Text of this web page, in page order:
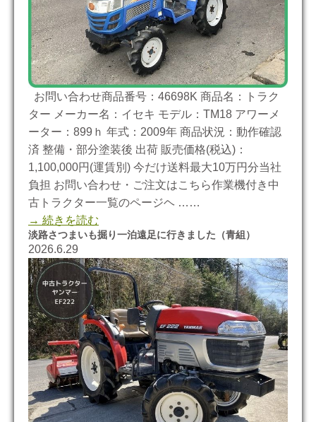
お問い合わせ商品番号：46698K 商品名：トラク
ター メーカー名：イセキ モデル：TM18 アワーメ
ーター：899ｈ 年式：2009年 商品状況：動作確認
済 整備・部分塗装後 出荷 販売価格(税込)：
1,100,000円(運賃別) 今だけ送料最大10万円分当社
負担 お問い合わせ・ご注文はこちら作業機付き中
古トラクター一覧のページヘ ……
→ 続きを読む
淡路さつまいも掘り一泊遠足に行きました（青組）
2026.6.29